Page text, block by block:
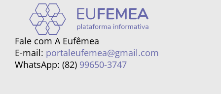
Fale com A Eufêmea
E-mail: portaleufemea@gmail.com
WhatsApp: (82) 99650-3747